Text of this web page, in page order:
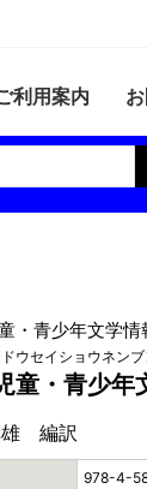
利用案内
・青少年文学情
ウセイショウネン
童・青少
雄 編訳
978-4-